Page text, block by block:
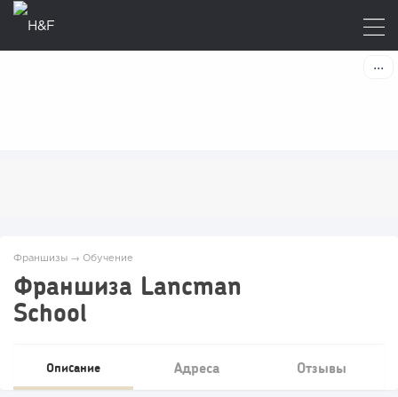
Франшизы → Обучение
Франшиза Lancman
School
Описание Адреса Отзывы